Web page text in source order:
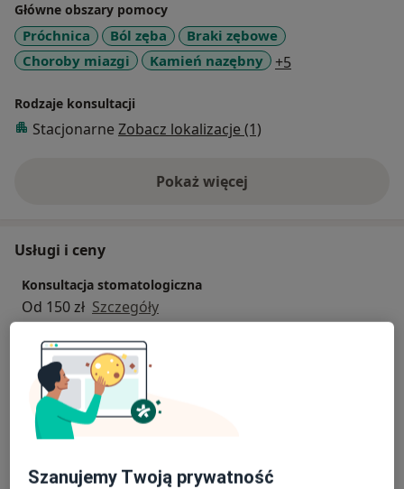
Główne obszary pomocy
Próchnica Ból zęba
Braki zębowe
Choroby miazgi
Kamień nazębny +5
Rodzaje konsultacji
Stacjonarne Zobacz lokalizacje (1)
Pokaż więcejo doświadczeniu
Usługi i ceny
Konsultacja stomatologiczna
Od 150 zł Szczegóły
Konsultacja endodontyczna
Od 200 zł Szczegóły
Konsultacja protetyczna
Szanujemy Twoją prywatność